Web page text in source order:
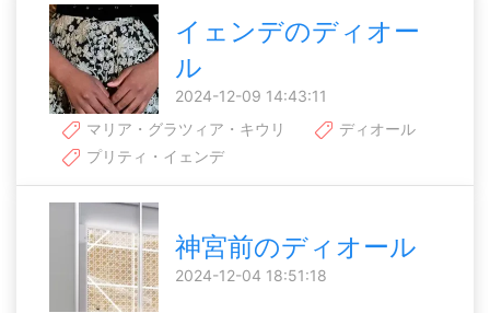
イェンデのディオー
ル
2024-12-09 14:43:11
マリア・グラツィア・キウリ
ディオール
プリティ・イェンデ
神宮前のディオール
2024-12-04 18:51:18